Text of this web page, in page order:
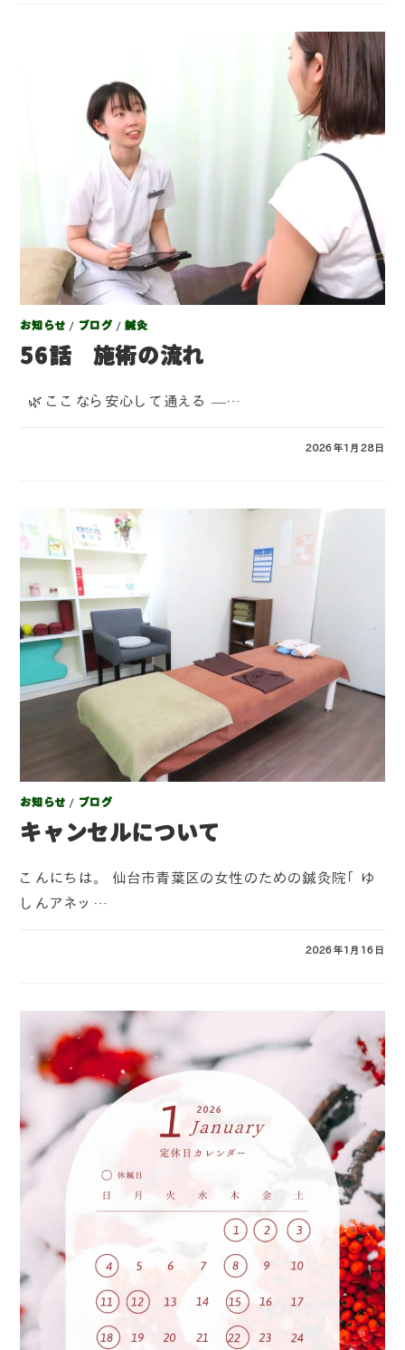
お知らせ / ブログ /鍼灸
56話 施術の流れ
🌿 ここなら安心して通える —…
2026年1月28日
お知らせ / ブログ
キャンセルについて
こんにちは。 仙台市青葉区の女性のための鍼灸院「ゆ
しんアネッ…
2026年1月16日